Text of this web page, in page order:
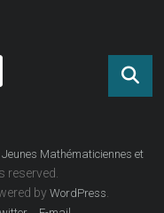
Mathématiciennes et
reserved.
byWordPress